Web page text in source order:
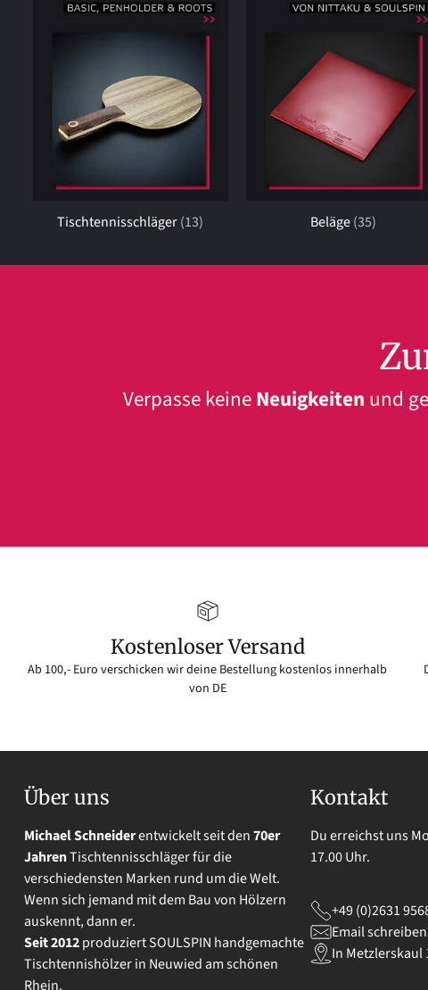
Tischtennisschläger(13) Beläge(35)
Verpasse keineNeuigkeiten und
Kostenloser Versand
Ab 100,- Euro verschicken wir deine Bestellung kostenlos innerhalb
von DE
Über uns
Michael Schneiderentwickelt seit den70er
JahrenTischtennisschläger für die
verschiedensten Marken rund um die Welt.
Wenn sich jemand mit dem Bau von Hölzern
auskennt, dann er.
Seit 2012produziert SOULSPIN handgemachte
Tischtennishölzer in Neuwied am schönen
Rhein.
Kontakt
Du erreichst uns
17.00 Uhr.
+49 (0)2631
Email schreiben
In Metzlerskaul